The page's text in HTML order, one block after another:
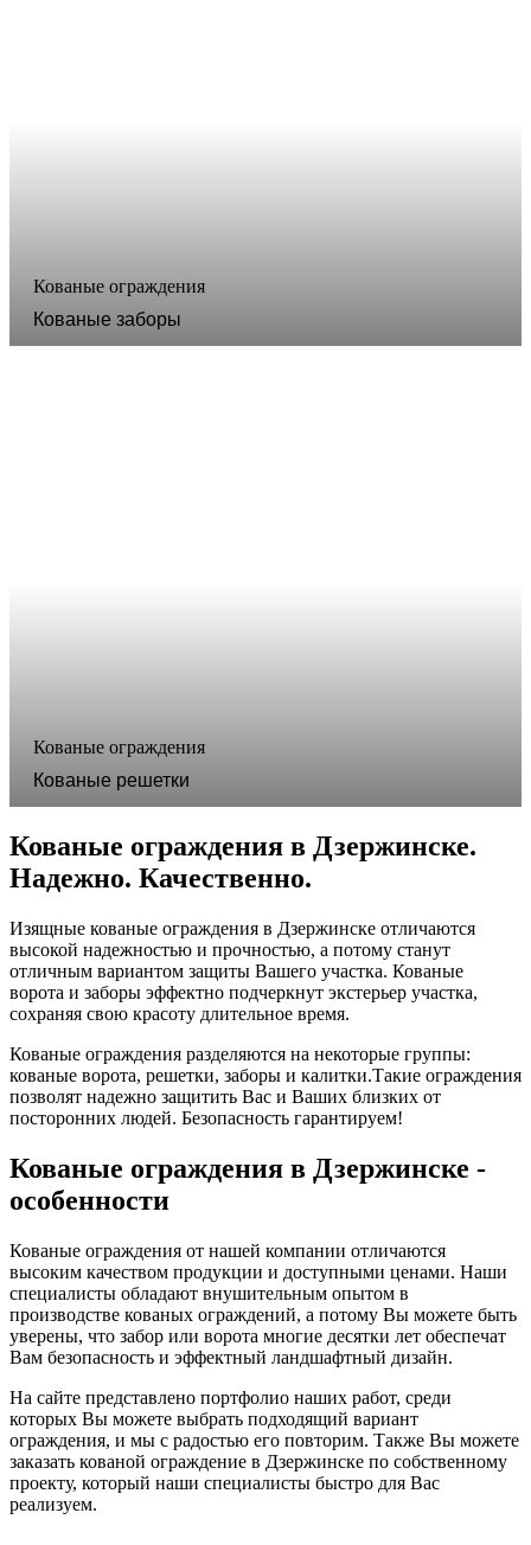
Кованые ограждения
Кованые заборы
Кованые ограждения
Кованые решетки
Кованые ограждения в Дзержинске.
Надежно. Качественно.
Изящные кованые ограждения в Дзержинске отличаются
высокой надежностью и прочностью, а потому станут
отличным вариантом защиты Вашего участка. Кованые
ворота и заборы эффектно подчеркнут экстерьер участка,
сохраняя свою красоту длительное время.
Кованые ограждения разделяются на некоторые группы:
кованые ворота, решетки, заборы и калитки.Такие ограждения
позволят надежно защитить Вас и Ваших близких от
посторонних людей. Безопасность гарантируем!
Кованые ограждения в Дзержинске -
особенности
Кованые ограждения от нашей компании отличаются
высоким качеством продукции и доступными ценами. Наши
специалисты обладают внушительным опытом в
производстве кованых ограждений, а потому Вы можете быть
уверены, что забор или ворота многие десятки лет обеспечат
Вам безопасность и эффектный ландшафтный дизайн.
На сайте представлено портфолио наших работ, среди
которых Вы можете выбрать подходящий вариант
ограждения, и мы с радостью его повторим. Также Вы можете
заказать кованой ограждение в Дзержинске по собственному
проекту, который наши специалисты быстро для Вас
реализуем.